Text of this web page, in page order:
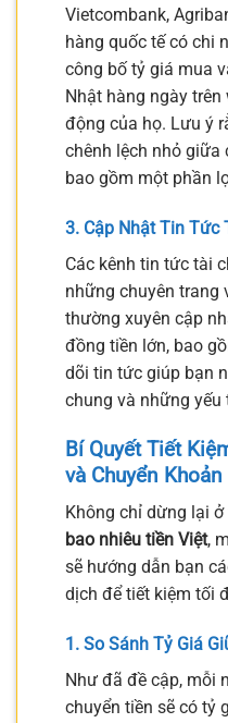
Vietcombank,
hàng quốc tế có chi
công bố tỷ giá mua
Nhật hàng ngày
động của họ. Lưu ý
chênh lệch nhỏ giữa
bao gồm một phần
3. Cập Nhật Tin Tức
Các kênh tin tức tài
những chuyên trang
thường xuyên cập
đồng tiền lớn, bao
dõi tin tức giúp bạn
chung và những
Bí Quyết Tiết
và Chuyển
Không chỉ dừng lại ở
bao nhiêu tiền Việt,
sẽ hướng dẫn bạn
dịch để tiết kiệm tối
1. So Sánh Tỷ Giá
Như đã đề cập, mỗi
chuyển tiền sẽ có tỷ